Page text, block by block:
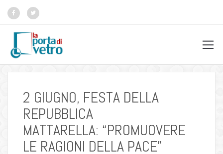
2 GIUGNO, FESTA DELLA
REPUBBLICA
MATTARELLA: “PROMUOVERE
LE RAGIONI DELLA PACE”